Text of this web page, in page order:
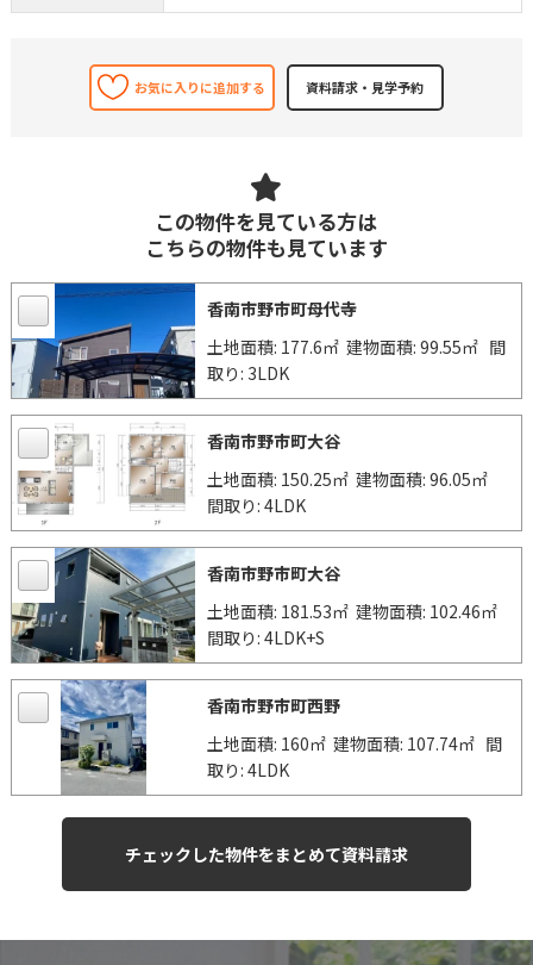
お気に入りに追加する
この物件を見ている方は
こちらの物件も見ています
香南市野市町母代寺
土地面積: 177.6㎡建物面積: 99.55㎡ 間
取り: 3LDK
香南市野市町大谷
土地面積: 150.25㎡建物面積: 96.05㎡
間取り: 4LDK
香南市野市町大谷
土地面積: 181.53㎡建物面積: 102.46㎡
間取り: 4LDK+S
香南市野市町西野
土地面積: 160㎡建物面積: 107.74㎡ 間
取り: 4LDK